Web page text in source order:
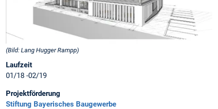
(Bild: Lang Hugger Rampp)
Laufzeit
01/18 -02/19
Projektförderung
Stiftung Bayerisches Baugewerbe